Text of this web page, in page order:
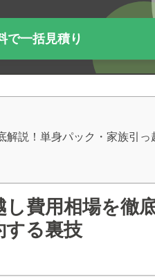
で一括見積り
説！単身パック・家族引
費用相場を徹
する裏技